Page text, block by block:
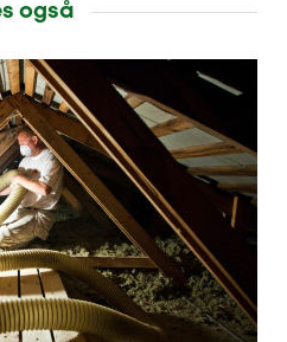
også